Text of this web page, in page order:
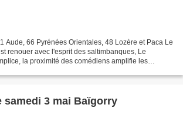
Aude, 66 Pyrénées Orientales, 48 Lozère et Paca Le
renouer avec l'esprit des saltimbanques, Le
la proximité des comédiens amplifie les
samedi 3 mai Baïgorry